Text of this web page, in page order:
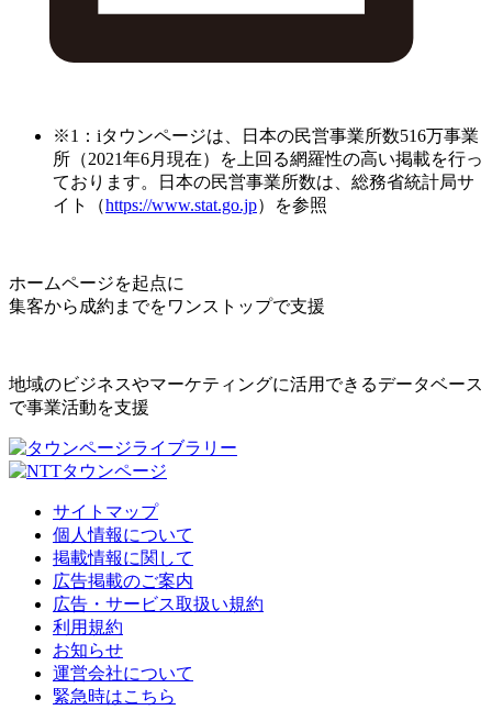
※1：iタウンページは、日本の民営事業所数516万事業
所（2021年6月現在）を上回る網羅性の高い掲載を行っ
ております。日本の民営事業所数は、総務省統計局サ
イト（https://www.stat.go.jp）を参照
ホームページを起点に
集客から成約までをワンストップで支援
地域のビジネスやマーケティングに活用できるデータベース
で事業活動を支援
サイトマップ
個人情報について
掲載情報に関して
広告掲載のご案内
広告・サービス取扱い規約
利用規約
お知らせ
運営会社について
緊急時はこちら